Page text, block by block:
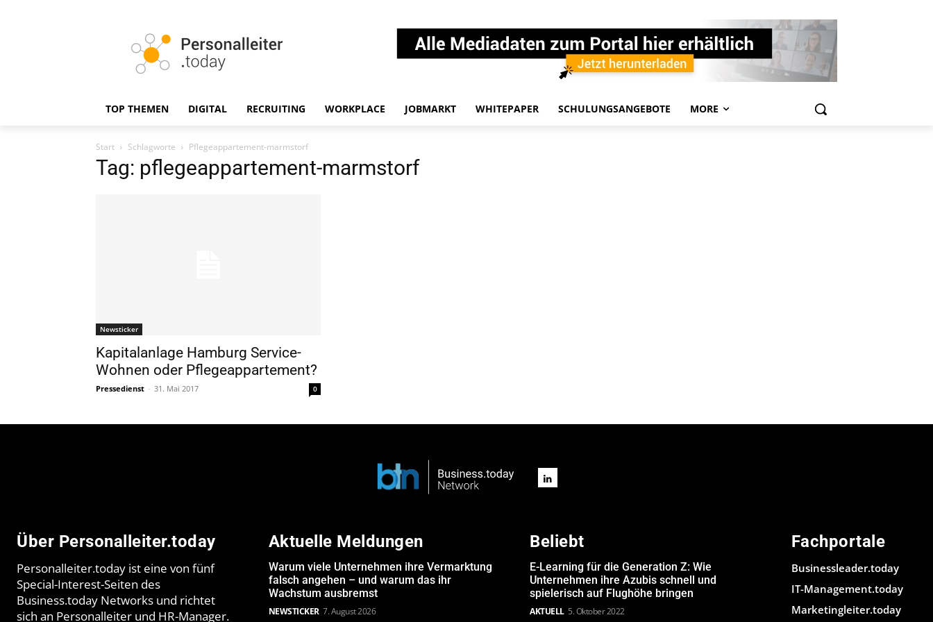
TOP THEMEN DIGITAL RECRUITING WORKPLACE JOBMARKT WHITEPAPER SCHULUNGSANGEBOTE MORE
Start Schlagworte Pflegeappartement-marmstorf
Tag: pflegeappartement-marmstorf
Newsticker
Kapitalanlage Hamburg Service-
Wohnen oder Pflegeappartement?
Pressedienst - 31. Mai 2017 0
Über Personalleiter.today
Personalleiter.today ist eine von fünf
Special-Interest-Seiten des
Business.today Networks und richtet
sich an Personalleiter und HR-Manager.
Aktuelle Meldungen
Warum viele Unternehmen ihre Vermarktung
falsch angehen – und warum das ihr
Wachstum ausbremst
NEWSTICKER 7. August 2026
Beliebt
E-Learning für die Generation Z: Wie
Unternehmen ihre Azubis schnell und
spielerisch auf Flughöhe bringen
AKTUELL 5. Oktober 2022
Fachportale
Businessleader.today
IT-Management.today
Marketingleiter.today